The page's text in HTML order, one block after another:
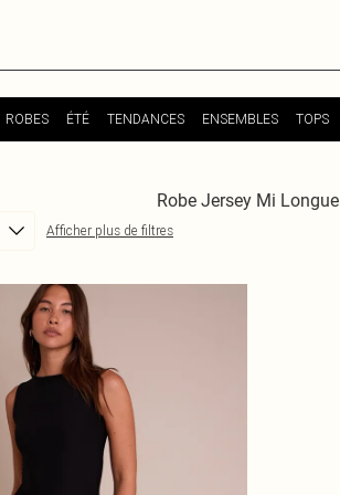
ROBES ÉTÉ TENDANCES ENSEMBLES TOPS
Robe Jersey Mi Longue
Afficher plus de filtres